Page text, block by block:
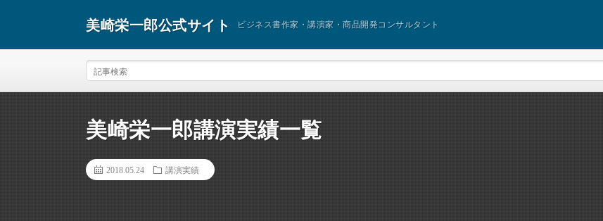
美崎栄一郎公式サイト ビジネス書作家・講演家・商品開発コンサルタント
美崎栄一郎講演実績一覧
2018.05.24 講演実績